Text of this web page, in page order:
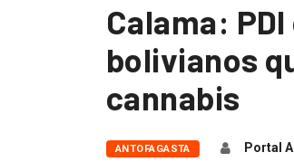
Calama:
bolivianos
cannabis
ANTOFAGASTA Portal